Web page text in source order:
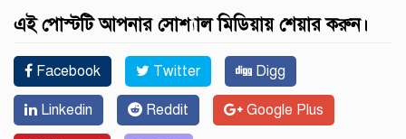
এই পোস্টটি আপনার সোশ্যাল মিডিয়ায় শেয়ার করুন।
Facebook Twitter Digg
Linkedin Reddit Google Plus